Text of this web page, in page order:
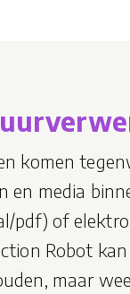
komen
en media
pdf) of
Robot
maar